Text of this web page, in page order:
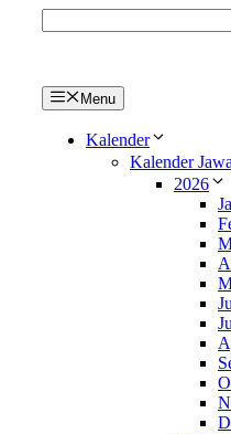
Menu
Kalender
Kalender Jawa
2026